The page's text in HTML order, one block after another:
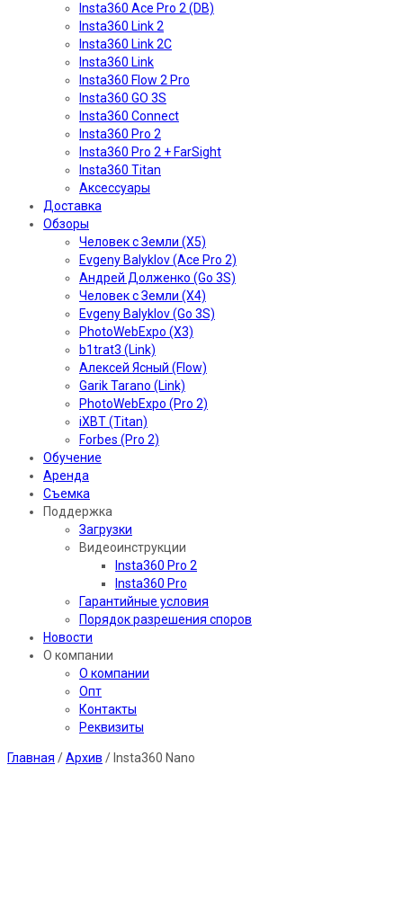
Insta360 Ace Pro 2 (DB)
Insta360 Link 2
Insta360 Link 2C
Insta360 Link
Insta360 Flow 2 Pro
Insta360 GO 3S
Insta360 Connect
Insta360 Pro 2
Insta360 Pro 2 + FarSight
Insta360 Titan
Аксессуары
Доставка
Обзоры
Человек с Земли (X5)
Evgeny Balyklov (Ace Pro 2)
Андрей Долженко (Go 3S)
Человек с Земли (X4)
Evgeny Balyklov (Go 3S)
PhotoWebExpo (X3)
b1trat3 (Link)
Алексей Ясный (Flow)
Garik Tarano (Link)
PhotoWebExpo (Pro 2)
iXBT (Titan)
Forbes (Pro 2)
Обучение
Аренда
Съемка
Поддержка
Загрузки
Видеоинструкции
Insta360 Pro 2
Insta360 Pro
Гарантийные условия
Порядок разрешения споров
Новости
О компании
О компании
Опт
Контакты
Реквизиты
Главная /Архив / Insta360 Nano